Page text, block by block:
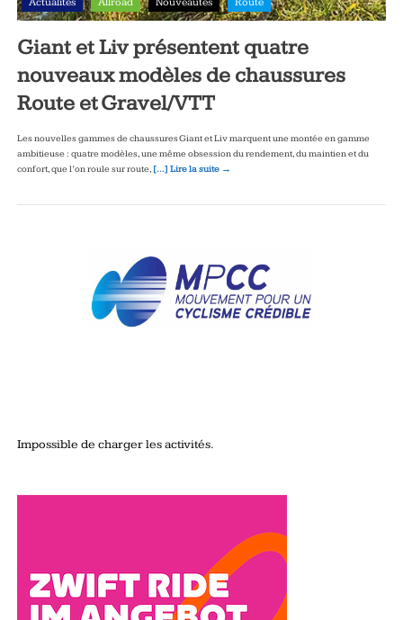
Giant et Liv présentent quatre
nouveaux modèles de chaussures
Route et Gravel/VTT
Les nouvelles gammes de chaussures Giant et Liv marquent une montée en gamme
ambitieuse : quatre modèles, une même obsession du rendement, du maintien et du
confort, que l’on roule sur route, […] Lire la suite →
Impossible de charger les activités.